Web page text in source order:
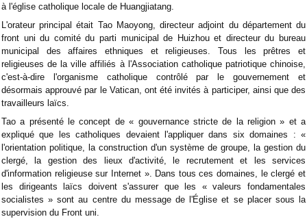
à l'église catholique locale de Huangjiatang.
L'orateur principal était Tao Maoyong, directeur adjoint du département du
front uni du comité du parti municipal de Huizhou et directeur du bureau
municipal des affaires ethniques et religieuses. Tous les prêtres et
religieuses de la ville affiliés à l'Association catholique patriotique chinoise,
c'est-à-dire l'organisme catholique contrôlé par le gouvernement et
désormais approuvé par le Vatican, ont été invités à participer, ainsi que des
travailleurs laïcs.
Tao a présenté le concept de « gouvernance stricte de la religion » et a
expliqué que les catholiques devaient l'appliquer dans six domaines : «
l'orientation politique, la construction d'un système de groupe, la gestion du
clergé, la gestion des lieux d'activité, le recrutement et les services
d'information religieuse sur Internet ». Dans tous ces domaines, le clergé et
les dirigeants laïcs doivent s'assurer que les « valeurs fondamentales
socialistes » sont au centre du message de l'Église et se placer sous la
supervision du Front uni.